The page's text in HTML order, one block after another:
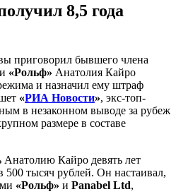
8,5 года
приговорил бывшего члена
«Рольф» Анатолия Кайро
и назначил ему штраф
«РИА Новости», экс-топ-
в незаконном выводе за рубеж
размере в составе
Анатолию Кайро девять лет
тысяч рублей. Он настаивал,
«Рольф» и Panabel Ltd,